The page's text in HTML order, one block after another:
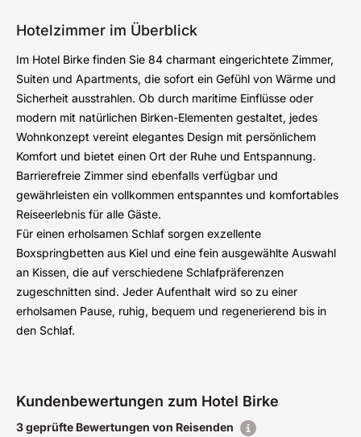
Hotelzimmer im Überblick
Im Hotel Birke finden Sie 84 charmant eingerichtete Zimmer,
Suiten und Apartments, die sofort ein Gefühl von Wärme und
Sicherheit ausstrahlen. Ob durch maritime Einflüsse oder
modern mit natürlichen Birken-Elementen gestaltet, jedes
Wohnkonzept vereint elegantes Design mit persönlichem
Komfort und bietet einen Ort der Ruhe und Entspannung.
Barrierefreie Zimmer sind ebenfalls verfügbar und
gewährleisten ein vollkommen entspanntes und komfortables
Reiseerlebnis für alle Gäste.
Für einen erholsamen Schlaf sorgen exzellente
Boxspringbetten aus Kiel und eine fein ausgewählte Auswahl
an Kissen, die auf verschiedene Schlafpräferenzen
zugeschnitten sind. Jeder Aufenthalt wird so zu einer
erholsamen Pause, ruhig, bequem und regenerierend bis in
den Schlaf.
Kundenbewertungen zum Hotel Birke
3 geprüfte Bewertungen von Reisenden